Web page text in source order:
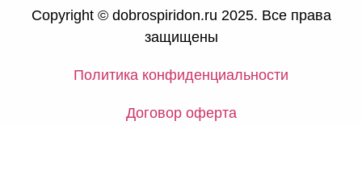
Copyright © dobrospiridon.ru 2025. Все права
защищены
Политика конфиденциальности
Договор оферта